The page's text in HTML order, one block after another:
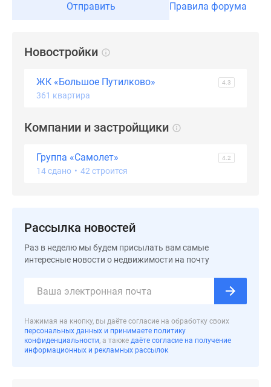
новостроек
застройщиком
Rutube
реновации
Москве
Новостройки
бизнес-
класса
Рассрочка
Отправить Правила форума
Новостройки
ЖК «Большое Путилково» 4.3
361 квартира
Компании и застройщики
Группа «Самолет» 4.2
14 сдано • 42 строится
Рассылка новостей
Раз в неделю мы будем присылать вам самые
интересные новости о недвижимости на почту
Нажимая на кнопку, вы даёте согласие на обработку своих
персональных данных и принимаете политику
конфиденциальности, а также даёте согласие на получение
информационных и рекламных рассылок